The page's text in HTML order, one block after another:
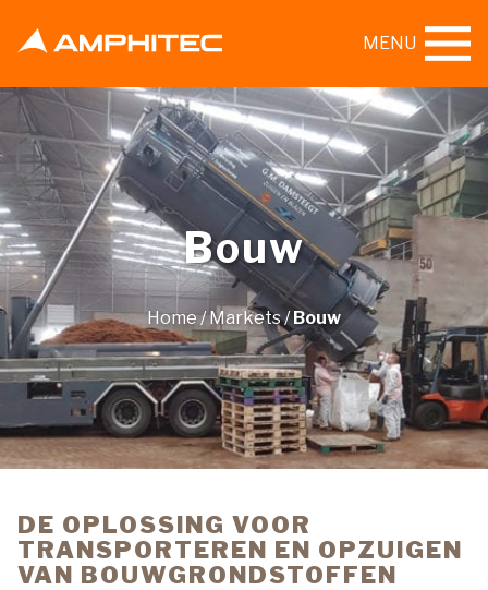
MENU
Bouw
Home/Markets/Bouw
DE OPLOSSING VOOR
TRANSPORTEREN EN OPZUIGEN
VAN BOUWGRONDSTOFFEN